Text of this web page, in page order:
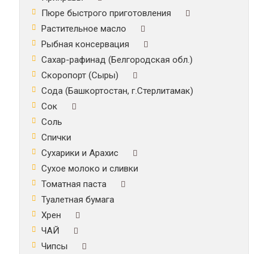
Пюре быстрого приготовления
Растительное масло
Рыбная консервация
Сахар-рафинад (Белгородская обл.)
Скоропорт (Сыры)
Сода (Башкортостан, г.Стерлитамак)
Сок
Соль
Спички
Сухарики и Арахис
Сухое молоко и сливки
Томатная паста
Туалетная бумага
Хрен
ЧАЙ
Чипсы